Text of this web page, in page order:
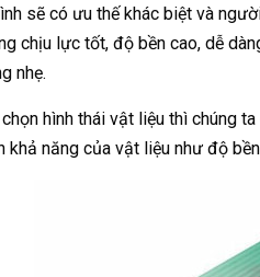
sẽ có ưu thế khác biệt và
chịu lực tốt, độ bền cao, dễ
nhẹ.
hình thái vật liệu thì chúng
khả năng của vật liệu như độ